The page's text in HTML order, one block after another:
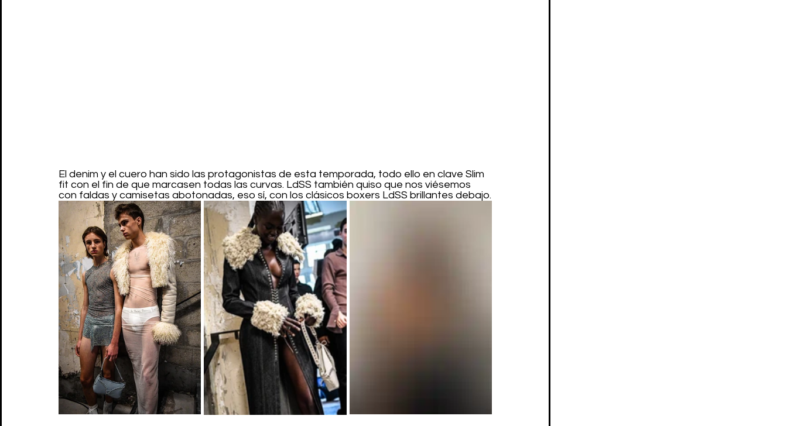
El denim y el cuero han sido las protagonistas de esta temporada, todo ello en clave Slim
fit con el fin de que marcasen todas las curvas. LdSS también quiso que nos viésemos
con faldas y camisetas abotonadas, eso sí, con los clásicos boxers LdSS brillantes debajo.